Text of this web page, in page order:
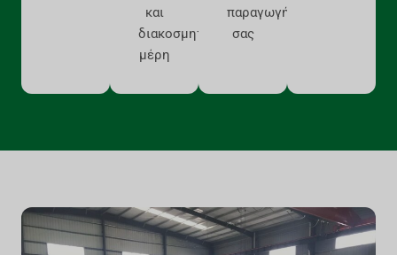
και
διακοσμητικά
μέρη
παραγωγής
σας